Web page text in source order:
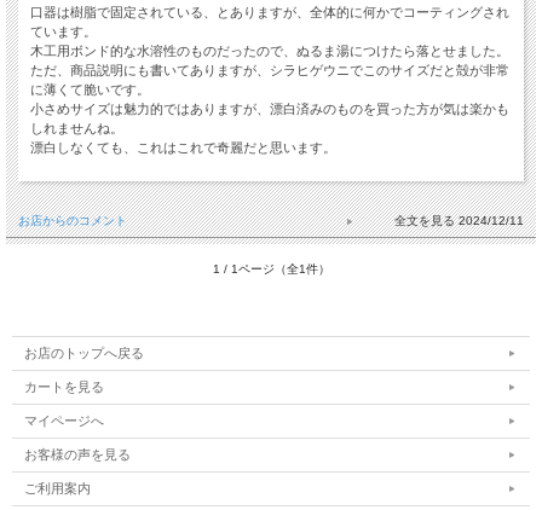
口器は樹脂で固定されている、とありますが、全体的に何かでコーティングされ
ています。
木工用ボンド的な水溶性のものだったので、ぬるま湯につけたら落とせました。
ただ、商品説明にも書いてありますが、シラヒゲウニでこのサイズだと殻が非常
に薄くて脆いです。
小さめサイズは魅力的ではありますが、漂白済みのものを買った方が気は楽かも
しれませんね。
漂白しなくても、これはこれで奇麗だと思います。
お店からのコメント 2024/12/11
1 / 1ページ（全1件）
お店のトップへ戻る
カートを見る
マイページへ
お客様の声を見る
ご利用案内